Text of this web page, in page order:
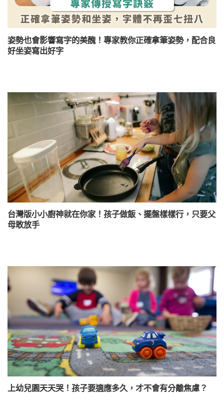
姿勢也會影響寫字的美醜！專家教你正確拿筆姿勢，配合良
好坐姿寫出好字
台灣版小小廚神就在你家！孩子做飯、擺盤樣樣行，只要父
母敢放手
上幼兒園天天哭！孩子要適應多久，才不會有分離焦慮？